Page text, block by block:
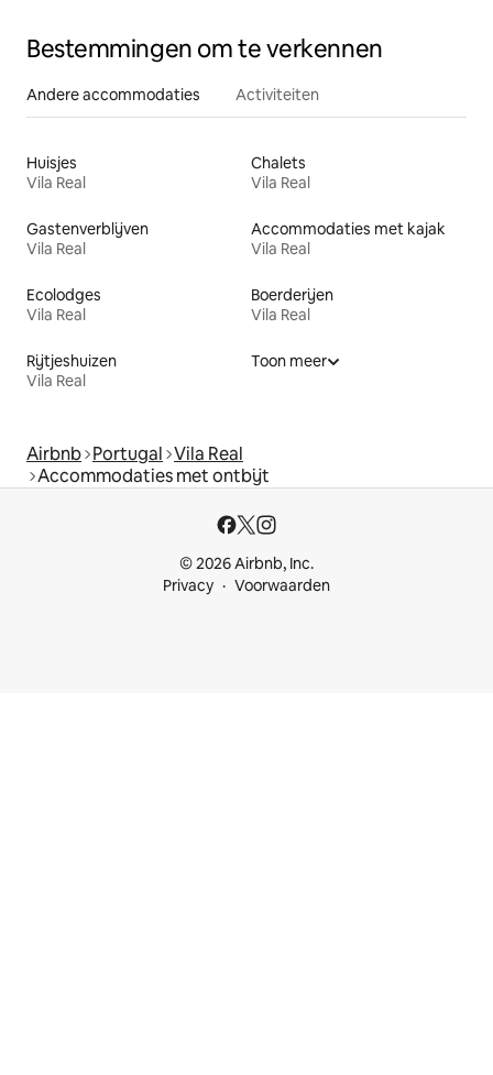
Bestemmingen om te verkennen
Andere accommodaties Activiteiten
Huisjes
Vila Real
Chalets
Vila Real
Gastenverblijven
Vila Real
Accommodaties met kajak
Vila Real
Ecolodges
Vila Real
Boerderijen
Vila Real
Rijtjeshuizen
Vila Real
Toon meer
Airbnb Portugal Vila Real
Accommodaties met ontbijt
© 2026 Airbnb, Inc.
Privacy
Voorwaarden